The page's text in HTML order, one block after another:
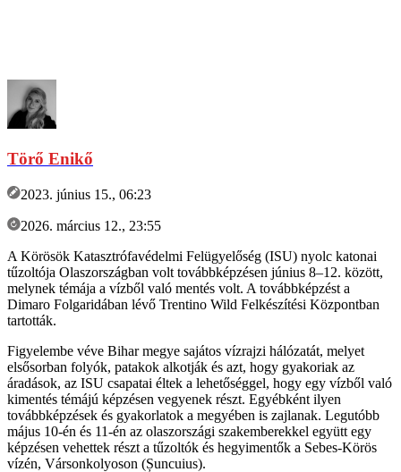
Törő Enikő
2023. június 15., 06:23
2026. március 12., 23:55
A Körösök Katasztrófavédelmi Felügyelőség (ISU) nyolc katonai
tűzoltója Olaszországban volt továbbképzésen június 8–12. között,
melynek témája a vízből való mentés volt. A továbbképzést a
Dimaro Folgaridában lévő Trentino Wild Felkészítési Központban
tartották.
Figyelembe véve Bihar megye sajátos vízrajzi hálózatát, melyet
elsősorban folyók, patakok alkotják és azt, hogy gyakoriak az
áradások, az ISU csapatai éltek a lehetőséggel, hogy egy vízből való
kimentés témájú képzésen vegyenek részt. Egyébként ilyen
továbbképzések és gyakorlatok a megyében is zajlanak. Legutóbb
május 10-én és 11-én az olaszországi szakemberekkel együtt egy
képzésen vehettek részt a tűzoltók és hegyimentők a Sebes-Körös
vízén, Vársonkolyoson (Șuncuius).